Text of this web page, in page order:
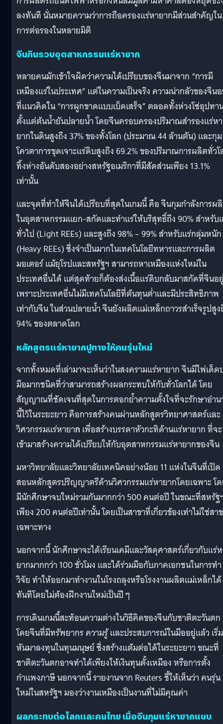
ลงทันที นั่นหมายความว่าการถือครองแร่หายากมีส่วนสำคัญใน
การต่อรองในหลายมิติ
จีนกินรวบอุตสาหกรรมแร่หายาก
หลายคนมักเข้าใจผิดว่าความได้เปรียบของจีนมาจาก “การมี
เหมืองแร่ในประเทศ” แต่ในความเป็นจริง ความน่ากลัวของจีน
ที่แนวคิดใน “การผูกขาดแบบเบ็ดเสร็จ” ตลอดทั้งห่วงโซ่อุปทา
ตั้งแต่ต้นน้ำยันปลายน้ำ โดยจีนครอบครองปริมาณสำรองแร่หา
ยากในดินสูงถึง 37% ของทั้งโลก (ประมาณ 44 ล้านตัน) และกุม
โควตาการขุดเจาะแร่ดิบสูงถึง 69.2% ของปริมาณการผลิตทั่ว
ทิ้งห่างอันดับสองอย่างสหรัฐอเมริกาที่มีสัดส่วนเพียง 13.1%
เท่านั้น
และจุดที่ทำให้จีนได้เปรียบที่สุดในเกมนี้ คือ จีนกุมกำลังการผ
ในอุตสาหกรรมแยก-สกัดและทำแร่ให้บริสุทธิ์ถึง 90% สำหรับ
ทั่วไป (Light REEs) และสูงถึง 98% – 99% สำหรับแร่กลุ่มหนัก
(Heavy REEs) ซึ่งจำเป็นมากในเทคโนโลยีทหารและการผลิต
มอเตอร์ แม้ยุโรปและสหรัฐฯ สามารถหาเหมืองแห่งใหม่ใน
ประเทศอื่นได้ แต่สุดท้ายก็ต้องส่งเนื้อแร่ดิบกลับมาสกัดที่จีนอ
เพราะประเทศอื่นไม่มีเทคโนโลยีที่ต้นทุนต่ำและมีประสิทธิภาพ
เท่ากับจีน ในส่วนปลายน้ำ จีนยังผลิตแม่เหล็กถาวรสำเร็จรูปสู
94% ของตลาดโลก
หลักสูตรแร่หายากปูทางให้คนรุ่นใหม่
จากทั้งหมดที่เล่ามาจะเห็นว่าในสงครามแร่หายาก จีนมีไพ่เด็ด
มือมากชนิดที่ว่าสามารถสร้างผลกระทบให้กับทั่วโลกได้ โดย
สัญญาณที่ชัดเจนที่สุดในการตอกย้ำความตั้งใจที่จะรักษาอำน
นี้ไว้ในระยะยาว คือการสร้างคนผ่านหลักสูตรวิทยาศาสตร์และ
วิศวกรรมแร่หายาก เพื่อสร้างบรรดาหัวกะทิด้านแร่หายาก ที่จะ
เข้ามาสร้างความได้เปรียบให้กับอุตสาหกรรมแร่หายากของจีน
มหาวิทยาลัยและวิทยาลัยเทคนิคอย่างน้อย 11 แห่งในจีนที่เปิด
สอนหลักสูตรปริญญาตรีด้านวิศวกรรมแร่หายากโดยเฉพาะ โ
มีนักศึกษาจบใหม่รวมกันมากกว่า 500 คนต่อปี ในขณะที่สหรัฐ
เพียง 200 คนต่อปีเท่านั้น โดยเป็นสาขาที่เกี่ยวข้องเท่าไม่ใช่สา
เฉพาะทาง
นอกจากนี้ นักศึกษาจะได้เรียนเคมีและวัสดุศาสตร์เกี่ยวกับแร่
ยากมากกว่า 100 ชั่วโมง และได้ร่วมมือกับภาคเอกชนในการทำ
วิจัย ทำให้ออกมาทำงานในโรงถลุงหรือโรงงานผลิตแม่เหล็กได้
ทันทีโดยไม่ต้องฝึกงานใหม่เป็นปี ๆ
การเดินเกมนี้สะท้อนความต่างในวิธีคิดของจีนกับชาติตะวันตก
โดยจีนที่มีทรัพยากร ความรู้ และประสบการณ์ในมืออยู่แล้ว เริ่ม
หันมาลงทุนในทุนมนุษย์ ซึ่งสร้างแต้มต่อได้ในระยะยาว ขณะที่
ชาติตะวันตกอาจทำได้เพียงให้เงินทุนตั้งเหมือง หรือการตั้ง
กำแพงภาษี นอกจากนี้ รายงานจาก Reuters ชี้ให้เห็นว่า คนรุ่น
ใหม่ในสหรัฐฯ มองว่างานเหมืองเป็นงานที่ไม่มีคุณค่า
ผลกระทบต่อโลกและคนไทย เมื่อจีนกุมแร่หายากแบบ